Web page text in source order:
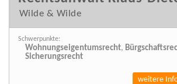
Wilde & Wilde
Schwerpunkte:
Wohnungseigentumsrecht,
Sicherungsrecht
weitere